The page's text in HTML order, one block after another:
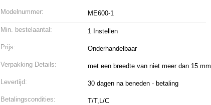
Modelnummer: ME600-1
Min. bestelaantal: 1 Instellen
Prijs: Onderhandelbaar
Verpakking Details: met een breedte van niet meer dan 15 mm
Levertijd: 30 dagen na beneden - betaling
Betalingscondities: T/T,L/C